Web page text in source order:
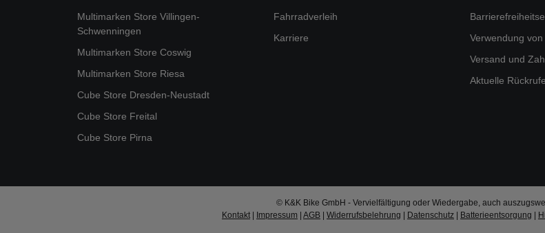
Multimarken Store Villingen-
Schwenningen
Multimarken Store Coswig
Multimarken Store Riesa
Cube Store Dresden-Neustadt
Cube Store Freital
Cube Store Pirna
Fahrradverleih
Karriere
Verwendung
Versand und
Aktuelle Rückrufe
© K&K Bike GmbH - Vervielfältigung oder Wiedergabe, auch
Kontakt
Impressum AGB Widerrufsbelehrung Datenschutz Batterieentsorgung